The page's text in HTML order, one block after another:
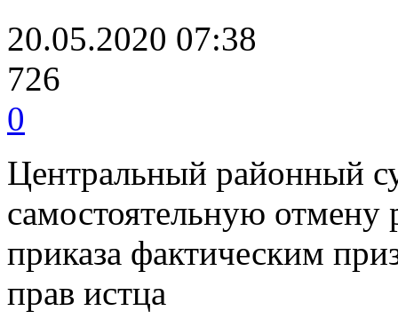
20.05.2020 07:38
726
0
Центральный районный
самостоятельную отмену
приказа фактическим
прав истца